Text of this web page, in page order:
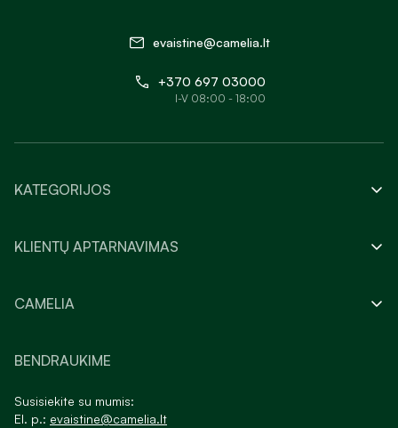
evaistine@camelia.lt
+370 697 03000
I-V 08:00 - 18:00
KATEGORIJOS
KLIENTŲ APTARNAVIMAS
CAMELIA
BENDRAUKIME
Susisiekite su mumis:
El. p.: evaistine@camelia.lt